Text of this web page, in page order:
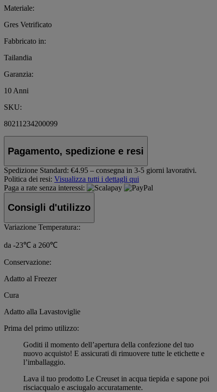
Materiale:
Gres Vetrificato
Fabbricato in:
Tailandia
Garanzia:
10 Anni
SKU:
80211234200099
Pagamento, spedizione e resi
Spedizione Standard: €4.95 – consegna in 3-5 giorni lavorativi.
Politica dei resi: Visualizza tutti i dettagli qui
Paga a rate senza interessi:
Consigli d'utilizzo
Variazione Temperatura::
da -23℃ a 260℃
Conservazione:
Adatto al Freezer
Cura
Adatto alla Lavastoviglie
Prima del primo utilizzo:
Goditi il momento dell’apertura della confezione del tuo
nuovo acquisto! E assicurati di rimuovere tutte le etichette e
l’imballaggio.
Lava il tuo prodotto Le Creuset in acqua tiepida e sapone poi
risciacqualo e asciugalo accuratamente.